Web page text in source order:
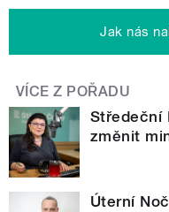
Jak nás
VÍCE Z POŘADU
Středeční
změnit
Úterní